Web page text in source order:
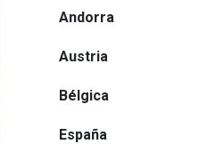
Andorra
Austria
Bélgica
España